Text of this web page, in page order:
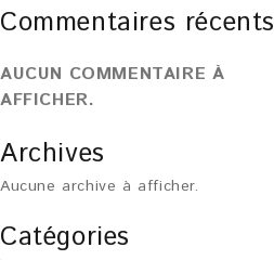
Commentaires récents
AUCUN COMMENTAIRE À
AFFICHER.
Archives
Aucune archive à afficher.
Catégories